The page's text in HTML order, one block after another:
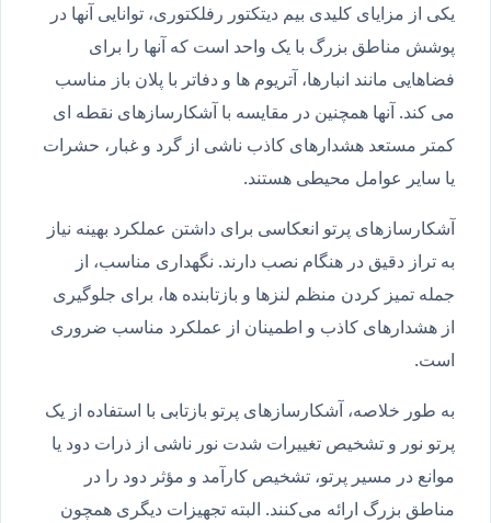
یکی از مزایای کلیدی بیم دیتکتور رفلکتوری، توانایی آنها در
پوشش مناطق بزرگ با یک واحد است که آنها را برای
فضاهایی مانند انبارها، آتریوم ها و دفاتر با پلان باز مناسب
می کند. آنها همچنین در مقایسه با آشکارسازهای نقطه ای
کمتر مستعد هشدارهای کاذب ناشی از گرد و غبار، حشرات
یا سایر عوامل محیطی هستند.
آشکارسازهای پرتو انعکاسی برای داشتن عملکرد بهینه نیاز
به تراز دقیق در هنگام نصب دارند. نگهداری مناسب، از
جمله تمیز کردن منظم لنزها و بازتابنده ها، برای جلوگیری
از هشدارهای کاذب و اطمینان از عملکرد مناسب ضروری
است.
به طور خلاصه، آشکارسازهای پرتو بازتابی با استفاده از یک
پرتو نور و تشخیص تغییرات شدت نور ناشی از ذرات دود یا
موانع در مسیر پرتو، تشخیص کارآمد و مؤثر دود را در
مناطق بزرگ ارائه می‌کنند. البته تجهیزات دیگری همچون